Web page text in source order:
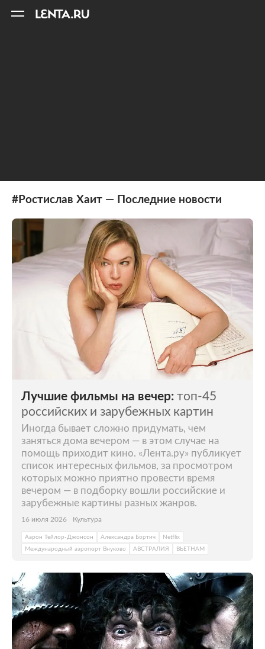
#Ростислав Хаит — Последние новости
Лучшие фильмы на вечер: топ-45
российских и зарубежных картин
Иногда бывает сложно придумать, чем
заняться дома вечером — в этом случае на
помощь приходит кино. «Лента.ру» публикует
список интересных фильмов, за просмотром
которых можно приятно провести время
вечером — в подборку вошли российские и
зарубежные картины разных жанров.
16 июля 2026 Культура
Аарон Тейлор-Джонсон Александра Бортич
Netflix
Международный аэропорт Внуково
АВСТРАЛИЯ ВЬЕТНАМ